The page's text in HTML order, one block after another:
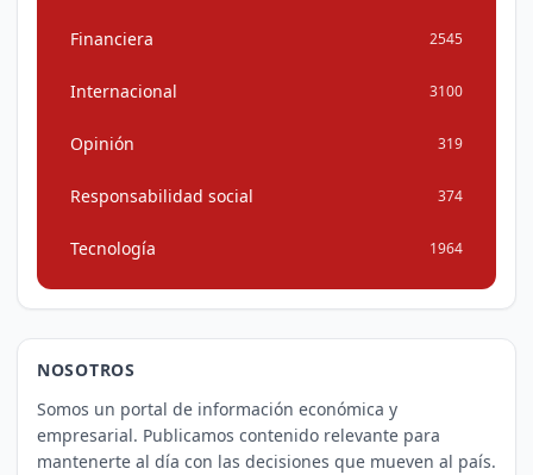
Financiera 2545
Internacional 3100
Opinión 319
Responsabilidad social 374
Tecnología 1964
NOSOTROS
Somos un portal de información económica y
empresarial. Publicamos contenido relevante para
mantenerte al día con las decisiones que mueven al país.